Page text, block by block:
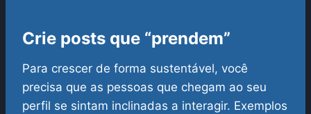
Crie posts que “prendem”
Para crescer de forma sustentável, você
precisa que as pessoas que chegam ao seu
perfil se sintam inclinadas a interagir. Exemplos